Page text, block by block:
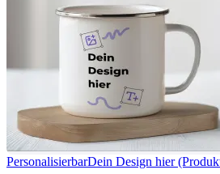
PersonalisierbarDein Design hier